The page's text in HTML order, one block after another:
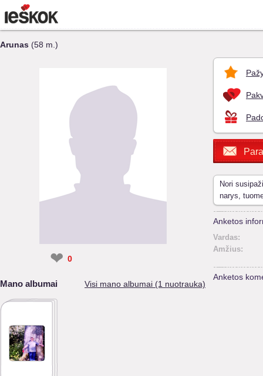
Arunas (58 m.)
❤ 0
Mano albumai Visi mano albumai (1 nuotrauka)
Nori
narys,
Anketos
Vardas:
Amžius:
Anketos